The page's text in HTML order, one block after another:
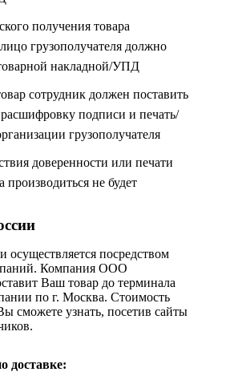
получения товара
грузополучателя должно
накладной/УПД
сотрудник должен поставить
подписи и печать/
грузополучателя
доверенности или печати
производиться не будет
осуществляется посредством
Компания ООО
Ваш товар до терминала
по г. Москва. Стоимость
сможете узнать, посетив сайты
доставке: